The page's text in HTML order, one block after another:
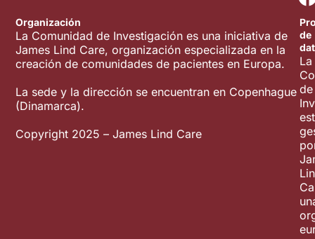
Organización
La Comunidad de Investigación es una iniciativa de
James Lind Care, organización especializada en la
creación de comunidades de pacientes en Europa.
La sede y la dirección se encuentran en Copenhague
(Dinamarca).
Copyright 2025 – James Lind Care
de
La
de